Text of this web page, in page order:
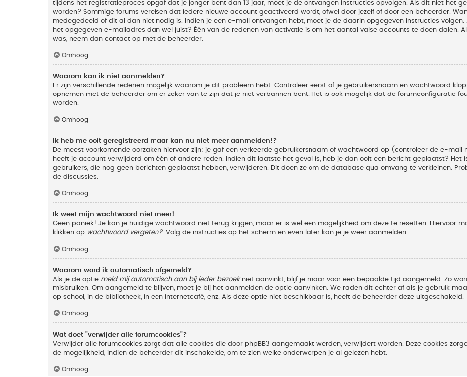
tijdens het registratieproces opgaf dat je jonger bent dan 13 jaar, moet je de ontvangen instructies opvolgen. Als dit niet het
worden? Sommige forums vereisen dat iedere nieuwe account geactiveerd wordt, ofwel door jezelf of door een beheerder.
medegedeeld of dit al dan niet nodig is. Indien je een e-mail ontvangen hebt, moet je de daarin opgegeven instructies
het opgegeven e-mailadres dan wel juist? Één van de redenen van activatie is om het aantal valse accounts te doen dalen.
was, neem dan contact op met de beheerder.
Omhoog
Waarom kan ik niet aanmelden?
Er zijn verschillende redenen mogelijk waarom je dit probleem hebt. Controleer eerst of je gebruikersnaam en wachtwoord
opnemen met de beheerder om er zeker van te zijn dat je niet verbannen bent. Het is ook mogelijk dat de forumconfiguratie
worden.
Omhoog
Ik heb me ooit geregistreerd maar kan nu niet meer aanmelden!?
De meest voorkomende oorzaken hiervoor zijn: je gaf een verkeerde gebruikersnaam of wachtwoord op (controleer de e-
heeft je account verwijderd om één of andere reden. Indien dit laatste het geval is, heb je dan ooit een bericht geplaatst? Het
gebruikers, die nog geen berichten geplaatst hebben, verwijderen. Dit doen ze om de database qua omvang te verkleinen.
de discussies.
Omhoog
Ik weet mijn wachtwoord niet meer!
Geen paniek! Je kan je huidige wachtwoord niet terug krijgen, maar er is wel een mogelijkheid om deze te resetten. Hiervoor
klikken op wachtwoord vergeten?. Volg de instructies op het scherm en even later kan je je weer aanmelden.
Omhoog
Waarom word ik automatisch afgemeld?
Als je de optie meld mij automatisch aan bij ieder bezoekniet aanvinkt, blijf je maar voor een bepaalde tijd aangemeld. Zo
misbruiken. Om aangemeld te blijven, moet je bij het aanmelden de optie aanvinken. We raden dit echter af als je gebruik
op school, in de bibliotheek, in een internetcafé, enz. Als deze optie niet beschikbaar is, heeft de beheerder deze uitgeschakeld.
Omhoog
Wat doet "verwijder alle forumcookies"?
Verwijder alle forumcookies zorgt dat alle cookies die door phpBB3 aangemaakt werden, verwijdert worden. Deze cookies
de mogelijkheid, indien de beheerder dit inschakelde, om te zien welke onderwerpen je al gelezen hebt.
Omhoog